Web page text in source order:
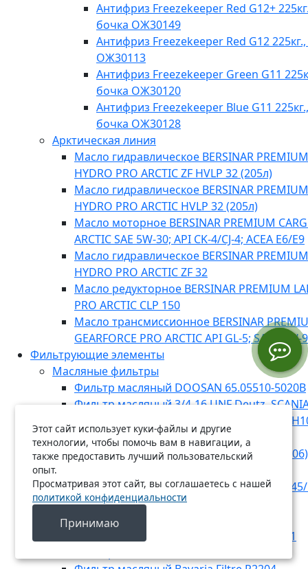
Антифриз Freezekeeper Red G12+
бочка ОЖ30149
Антифриз Freezekeeper Red G12
ОЖ30113
Антифриз Freezekeeper Green G11
бочка ОЖ30120
Антифриз Freezekeeper Blue G11 225кг.,
бочка ОЖ30128
Арктическая линия
Масло гидравлическое BERSINAR PREMIUM
HYDRO PRO ARCTIC ZF HVLP 32 (205л)
Масло гидравлическое BERSINAR PREMIUM
HYDRO PRO ARCTIC HVLP 32 (205л)
Масло моторное BERSINAR PREMIUM
ARCTIC SAE 5W-30; API CK-4/CJ-4; ACEA E6/E9
Масло гидравлическое BERSINAR PREMIUM
HYDRO PRO ARCTIC ZF 32
Масло редукторное BERSINAR PREMIUM
PRO ARCTIC CLP 150
Масло трансмиссионное BERSINAR
GEARFORCE PRO ARCTIC API GL-5; SAE 75W-
Фильтрующие элементы
Масляные фильтры
Фильтр масляный DOOSAN 65.05510-5020B
Фильтр масляный 3/4-16 UNF Deutz,
CUMMINS, GENERAL MOTORS, RENAULT
SORL
Фильтр масляный RENAULT, MB
Фильтр масляный MANN-FILTER WD 13
Фильтр масляный MANN-FILTER W 1223
Фильтр масляный Bavaria Filtre O7022
Фильтр масляный MANN-FILTER W 920/21
Этот сайт использует куки-файлы и другие
технологии, чтобы помочь вам в навигации, а
также предоставить лучший пользовательский
опыт.
Просматривая этот сайт, вы соглашаетесь с нашей
политикой конфиденциальности
Принимаю